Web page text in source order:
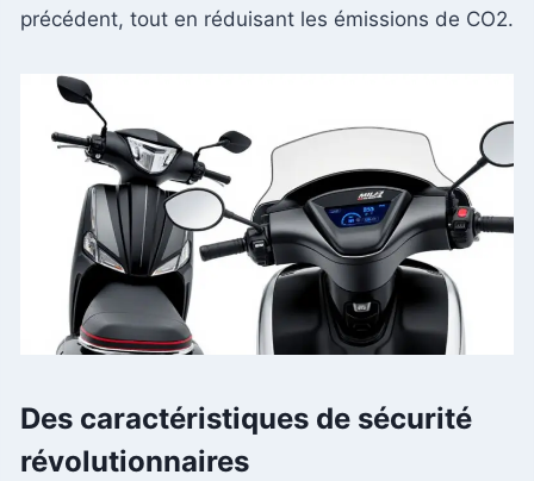
précédent, tout en réduisant les émissions de CO2.
Des caractéristiques de sécurité
révolutionnaires